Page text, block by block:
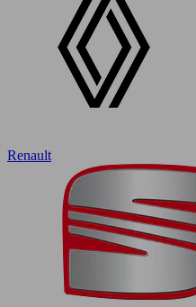
Renault